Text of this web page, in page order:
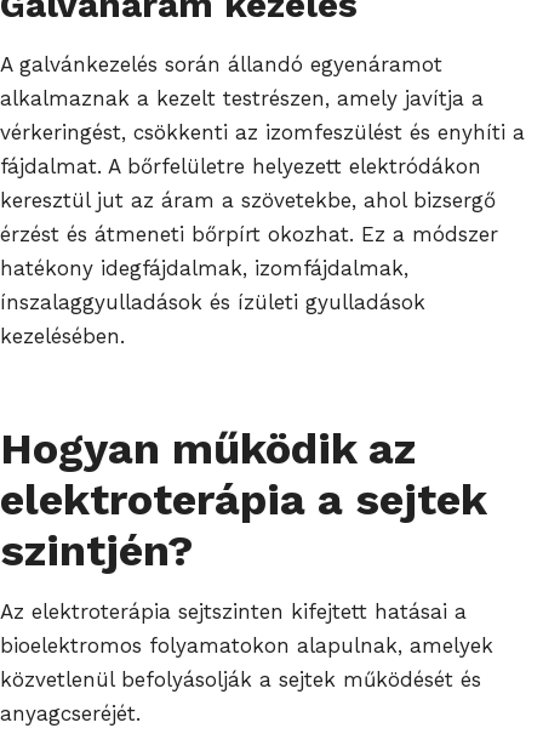
A galvánkezelés során állandó egyenáramot
alkalmaznak a kezelt testrészen, amely javítja a
vérkeringést, csökkenti az izomfeszülést és enyhíti a
fájdalmat. A bőrfelületre helyezett elektródákon
keresztül jut az áram a szövetekbe, ahol bizsergő
érzést és átmeneti bőrpírt okozhat. Ez a módszer
hatékony idegfájdalmak, izomfájdalmak,
ínszalaggyulladások és ízületi gyulladások
kezelésében.
Hogyan működik az
elektroterápia a sejtek
szintjén?
Az elektroterápia sejtszinten kifejtett hatásai a
bioelektromos folyamatokon alapulnak, amelyek
közvetlenül befolyásolják a sejtek működését és
anyagcseréjét.